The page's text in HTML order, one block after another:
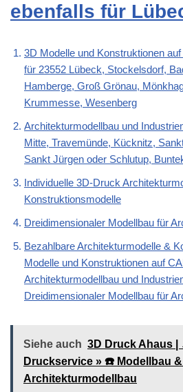
ebenfalls für
3D Modelle und Konstruktionen
für 23552 Lübeck, Stockelsdorf,
Hamberge, Groß Grönau,
Krummesse, Wesenberg
Architekturmodellbau und
Mitte, Travemünde, Kücknitz,
Sankt Jürgen oder Schlutup,
Individuelle 3D-Druck
Konstruktionsmodelle
Dreidimensionaler Modellbau für
Bezahlbare Architekturmodelle &
Modelle und Konstruktionen auf
Architekturmodellbau und
Dreidimensionaler Modellbau für
Siehe auch 3D Druck Ahaus |
Druckservice » ☎️ Modellbau
Architekturmodellbau